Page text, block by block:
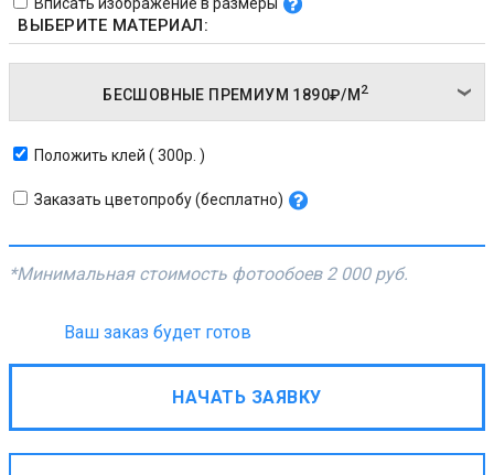
ВЫБЕРИТЕ МАТЕРИАЛ:
БЕСШОВНЫЕ ПРЕМИУМ 1890₽/М 2
Положить клей ( 300р. )
Заказать цветопробу (бесплатно)
*Минимальная стоимость фотообоев 2 000 руб.
Ваш заказ будет готов
НАЧАТЬ ЗАЯВКУ